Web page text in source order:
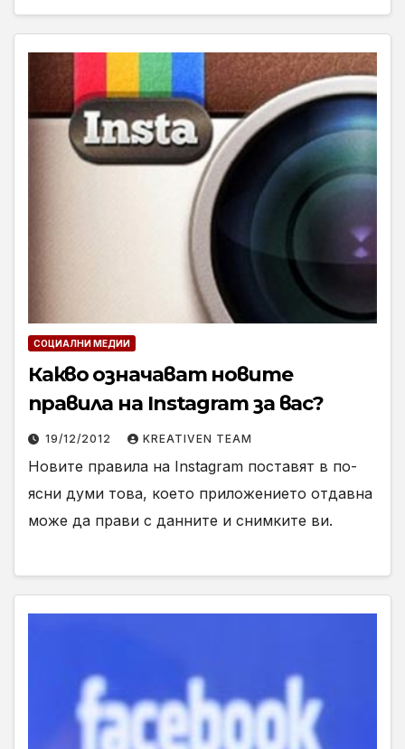
СОЦИАЛНИ МЕДИИ
Какво означават новите
правила на Instagram за вас?
19/12/2012 KREATIVEN TEAM
Новите правила на Instagram поставят в по-
ясни думи това, което приложението отдавна
може да прави с данните и снимките ви.